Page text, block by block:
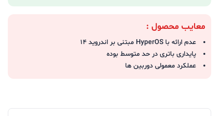
معایب محصول :
عدم ارائه با HyperOS مبتنی بر اندروید 14
پایداری باتری در حد متوسط بوده
عملکرد معمولی دوربین ها